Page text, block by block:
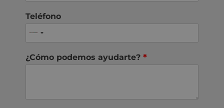
Teléfono
¿Cómo podemos ayudarte? *